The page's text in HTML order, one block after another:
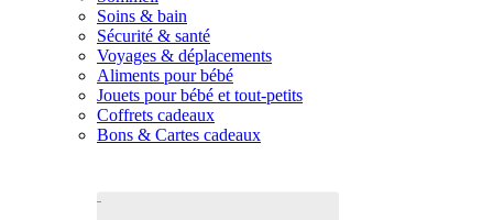
Soins & bain
Sécurité & santé
Voyages & déplacements
Aliments pour bébé
Jouets pour bébé et tout-petits
Coffrets cadeaux
Bons & Cartes cadeaux